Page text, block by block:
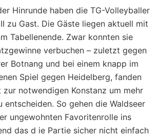
Hinrunde haben die TG-Volleyballer
zu Gast. Die Gäste liegen aktuell mit
Tabellenende. Zwar konnten sie
verbuchen – zuletzt gegen
Botnang und bei einem knapp im
Spiel gegen Heidelberg, fanden
zur notwendigen Konstanz um mehr
entscheiden. So gehen die Waldseer
ungewohnten Favoritenrolle ins
das d ie Partie sicher nicht einfach